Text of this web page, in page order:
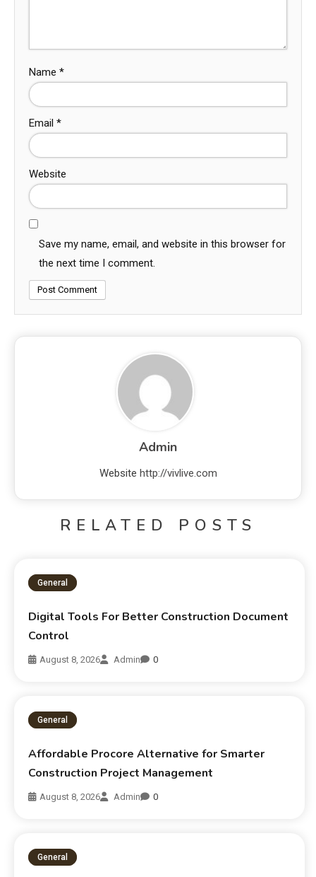
Name *
Email *
Website
Save my name, email, and website in this browser for
the next time I comment.
Admin
Website http://vivlive.com
RELATED POSTS
General
Digital Tools For Better Construction Document
Control
August 8, 2026 Admin 0
General
Affordable Procore Alternative for Smarter
Construction Project Management
August 8, 2026 Admin 0
General